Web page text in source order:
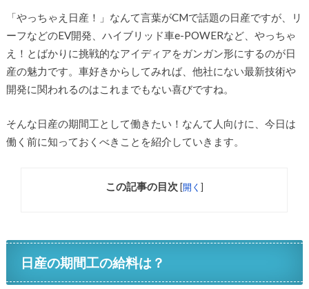
「やっちゃえ日産！」なんて言葉がCMで話題の日産ですが、リ
ーフなどのEV開発、ハイブリッド車e-POWERなど、やっちゃ
え！とばかりに挑戦的なアイディアをガンガン形にするのが日
産の魅力です。車好きからしてみれば、他社にない最新技術や
開発に関われるのはこれまでもない喜びですね。
そんな日産の期間工として働きたい！なんて人向けに、今日は
働く前に知っておくべきことを紹介していきます。
この記事の目次 [開く ]
日産の期間工の給料は？